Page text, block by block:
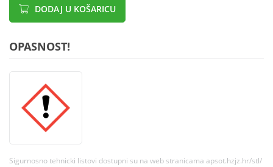
DODAJ U KOŠARICU
OPASNOST!
Sigurnosno tehnicki listovi dostupni su na web stranicama apsot.hzjz.hr/stl/